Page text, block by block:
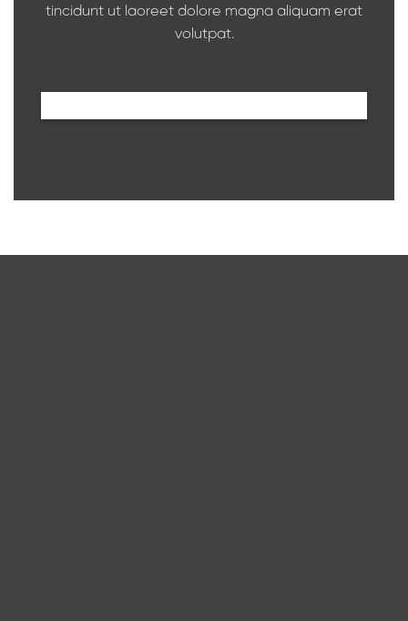
tincidunt ut laoreet dolore magna aliquam erat
volutpat.